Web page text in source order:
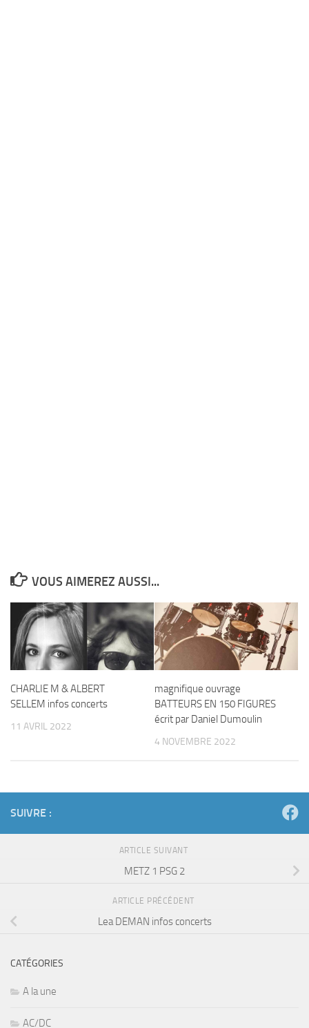
VOUS AIMEREZ AUSSI...
CHARLIE M & ALBERT
SELLEM infos concerts
11 AVRIL 2022
magnifique ouvrage
BATTEURS EN 150 FIGURES
écrit par Daniel Dumoulin
4 NOVEMBRE 2022
SUIVRE :
ARTICLE SUIVANT
METZ 1 PSG 2
ARTICLE PRÉCÉDENT
Lea DEMAN infos concerts
CATÉGORIES
A la une
AC/DC